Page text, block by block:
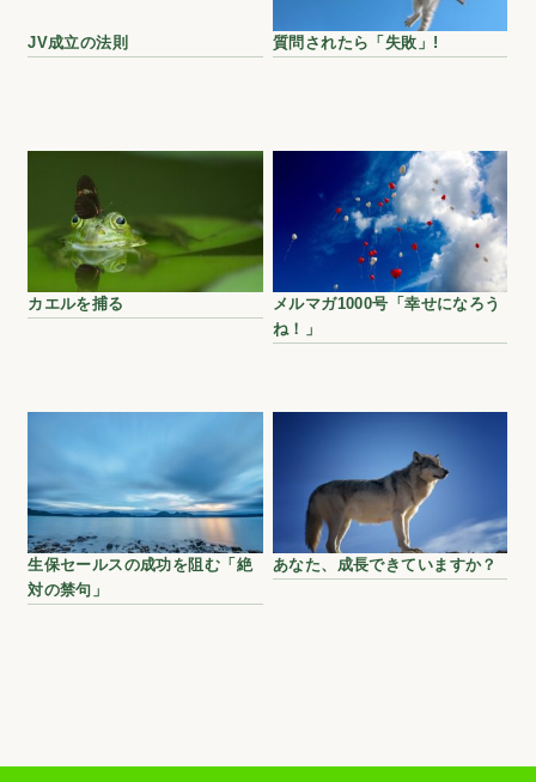
JV成立の法則 質問されたら「失敗」!
カエルを捕る
メルマガ1000号「幸せになろう
ね！」
生保セールスの成功を阻む「絶
対の禁句」
あなた、成長できていますか？